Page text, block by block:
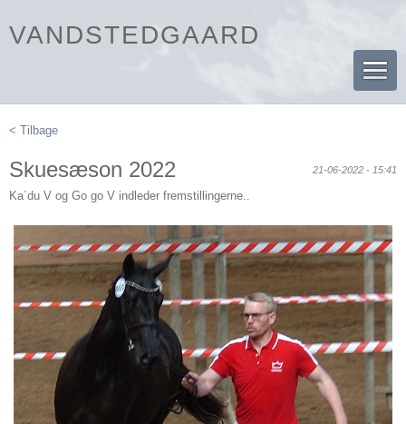
VANDSTEDGAARD
< Tilbage
Skuesæson 2022 21-06-2022 - 15:41
Ka`du V og Go go V indleder fremstillingerne..